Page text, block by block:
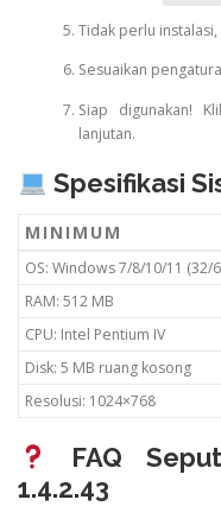
Tidak perlu
Sesuaikan
Siap digunakan!
lanjutan.
Spesifikasi
MINIMUM
OS: Windows 7/8/10/11 (32/
RAM: 512 MB
CPU: Intel Pentium IV
Disk: 5 MB ruang kosong
Resolusi: 1024×768
FAQ
1.4.2.43